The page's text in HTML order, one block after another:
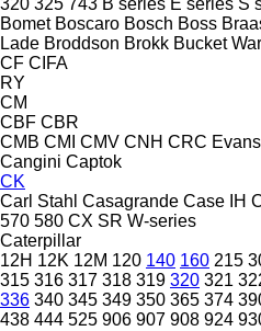
Bomet Boscaro Bosch Boss
Lade Broddson Brokk Bucket
CF CIFA
RY
CM
CBF CBR
CMB CMI CMV CNH CRC Evans
Cangini Captok
CK
Carl Stahl Casagrande Case IH
570 580 CX SR W-series
Caterpillar
12H 12K 12M 120 140 160 215
315 316 317 318 319 320 321
336 340 345 349 350 365 374
438 444 525 906 907 908 924